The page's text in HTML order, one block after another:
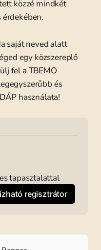
közzé mindkét
saját neved alatt
egy közszereplő
fel a TBEMO
és
használata!
tapasztalattal
regisztrátor